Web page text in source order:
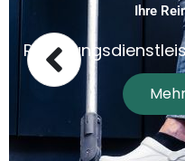
Ihre